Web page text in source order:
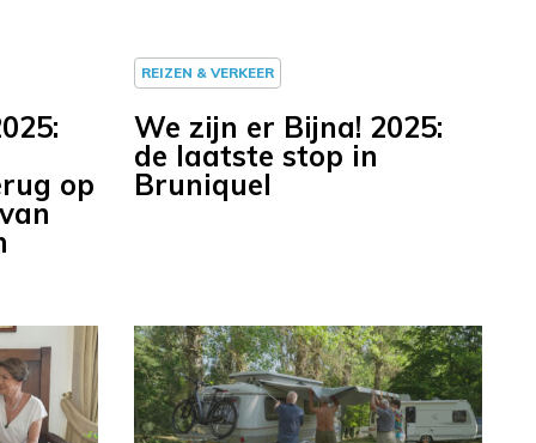
op
REIZEN & VERKEER
We zijn er Bijna! 2025:
de laatste stop in
Bruniquel